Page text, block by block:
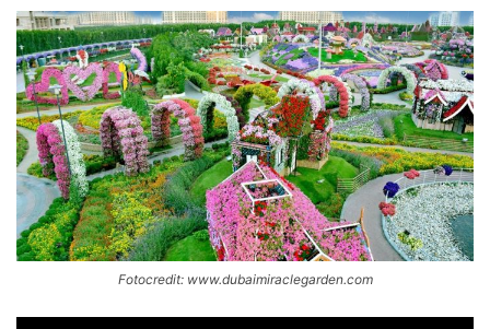
Fotocredit: www.dubaimiraclegarden.com